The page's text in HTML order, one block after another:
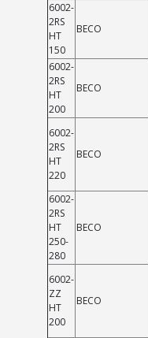
6002-
2RS
HT
150
BECO
6002-
2RS
HT
200
BECO
6002-
2RS
HT
220
BECO
6002-
2RS
HT
250-
280
BECO
6002-
ZZ
HT
200
BECO